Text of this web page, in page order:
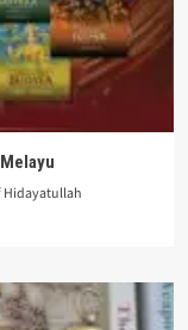
Hidayatullah